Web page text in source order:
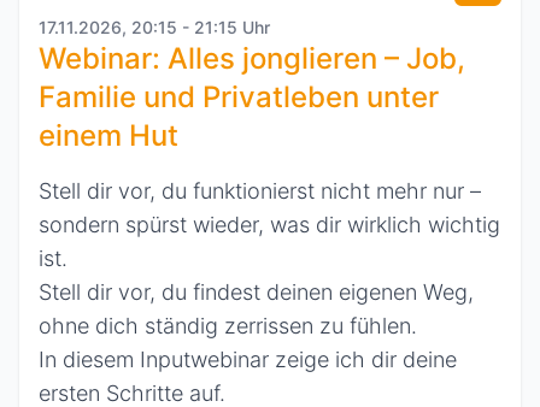
17.11.2026, 20:15 - 21:15 Uhr
Webinar: Alles jonglieren – Job,
Familie und Privatleben unter
einem Hut
Stell dir vor, du funktionierst nicht mehr nur –
sondern spürst wieder, was dir wirklich wichtig
ist.
Stell dir vor, du findest deinen eigenen Weg,
ohne dich ständig zerrissen zu fühlen.
In diesem Inputwebinar zeige ich dir deine
ersten Schritte auf.